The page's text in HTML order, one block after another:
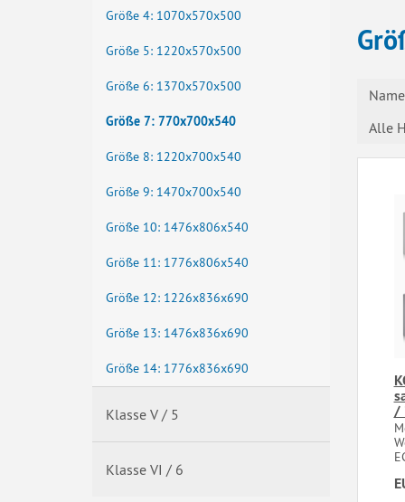
Alle
/
Größe 4: 1070x570x500
Größe 5: 1220x570x500
Größe 6: 1370x570x500
Größe 7: 770x700x540
Größe 8: 1220x700x540
Größe 9: 1470x700x540
Größe 10: 1476x806x540
Größe 11: 1776x806x540
Größe 12: 1226x836x690
Größe 13: 1476x836x690
Größe 14: 1776x836x690
Klasse V / 5
Klasse VI / 6